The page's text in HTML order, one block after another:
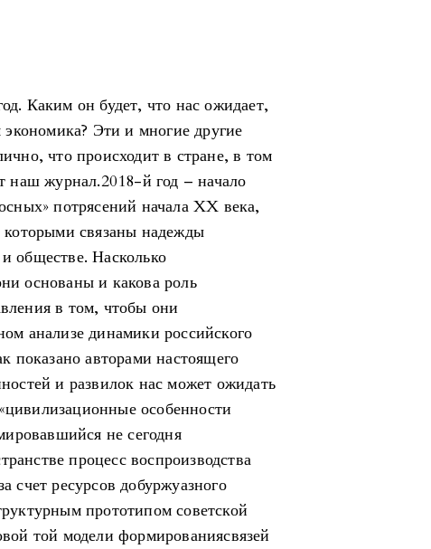
Каким он будет, что нас ожидает,
экономика? Эти и многие другие
что происходит в стране, в том
наш журнал.2018-й год – начало
потрясений начала XX века,
связаны надежды
обществе. Насколько
основаны и какова роль
в том, чтобы они
анализе динамики российского
показано авторами настоящего
и развилок нас может ожидать
особенности
не сегодня
процесс воспроизводства
счет ресурсов добуржуазного
прототипом советской
той модели формированиясвязей